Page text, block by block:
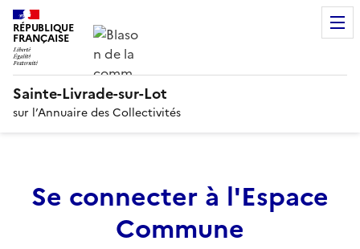
RÉPUBLIQUE
FRANÇAISE
Sainte-Livrade-sur-Lot
sur l’Annuaire des Collectivités
Se connecter à l'Espace
Commune